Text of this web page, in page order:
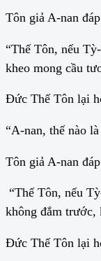
Tôn giả A-nan
“Thế Tôn, nếu
kheo mong cầu
Đức Thế Tôn lại
“A-nan, thế nào
Tôn giả A-nan
“Thế Tôn, nếu
không đắm trước,
Đức Thế Tôn lại